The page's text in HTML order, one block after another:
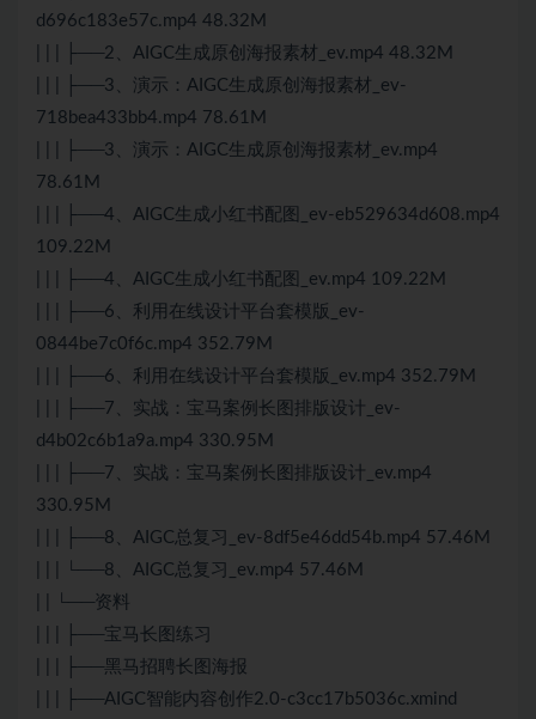
d696c183e57c.mp4 48.32M
| | | ├──2、AIGC生成原创海报素材_ev.mp4 48.32M
| | | ├──3、演示：AIGC生成原创海报素材_ev-
718bea433bb4.mp4 78.61M
| | | ├──3、演示：AIGC生成原创海报素材_ev.mp4
78.61M
| | | ├──4、AIGC生成小红书配图_ev-eb529634d608.mp4
109.22M
| | | ├──4、AIGC生成小红书配图_ev.mp4 109.22M
| | | ├──6、利用在线设计平台套模版_ev-
0844be7c0f6c.mp4 352.79M
| | | ├──6、利用在线设计平台套模版_ev.mp4 352.79M
| | | ├──7、实战：宝马案例长图排版设计_ev-
d4b02c6b1a9a.mp4 330.95M
| | | ├──7、实战：宝马案例长图排版设计_ev.mp4
330.95M
| | | ├──8、AIGC总复习_ev-8df5e46dd54b.mp4 57.46M
| | | └──8、AIGC总复习_ev.mp4 57.46M
| | └──资料
| | | ├──宝马长图练习
| | | ├──黑马招聘长图海报
| | | ├──AIGC智能内容创作2.0-c3cc17b5036c.xmind